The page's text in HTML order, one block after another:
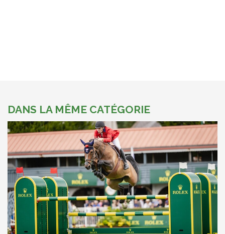
DANS LA MÊME CATÉGORIE